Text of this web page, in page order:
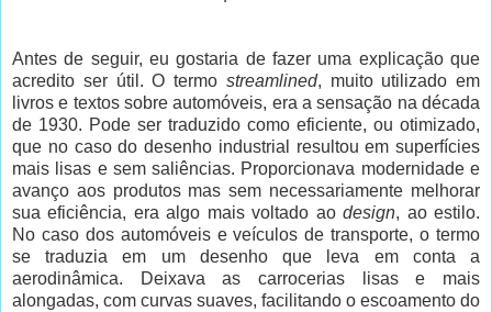
Antes de seguir, eu gostaria de fazer uma explicação que
acredito ser útil. O termo streamlined, muito utilizado em
livros e textos sobre automóveis, era a sensação na década
de 1930. Pode ser traduzido como eficiente, ou otimizado,
que no caso do desenho industrial resultou em superfícies
mais lisas e sem saliências. Proporcionava modernidade e
avanço aos produtos mas sem necessariamente melhorar
sua eficiência, era algo mais voltado aodesign, ao estilo.
No caso dos automóveis e veículos de transporte, o termo
se traduzia em um desenho que leva em conta a
aerodinâmica. Deixava as carrocerias lisas e mais
alongadas, com curvas suaves, facilitando o escoamento do